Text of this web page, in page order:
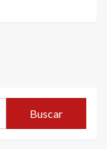
Buscar